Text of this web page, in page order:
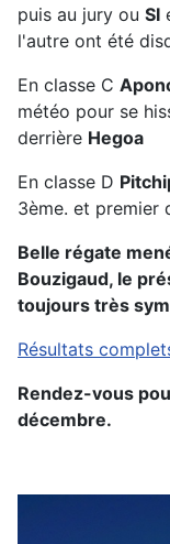
puis au jury ou SI
l'autre ont été
En classe C
météo pour se
derrière Hegoa
En classe D
3ème. et premier
Belle régate
Bouzigaud, le
toujours très
Résultats
Rendez-vous
décembre.